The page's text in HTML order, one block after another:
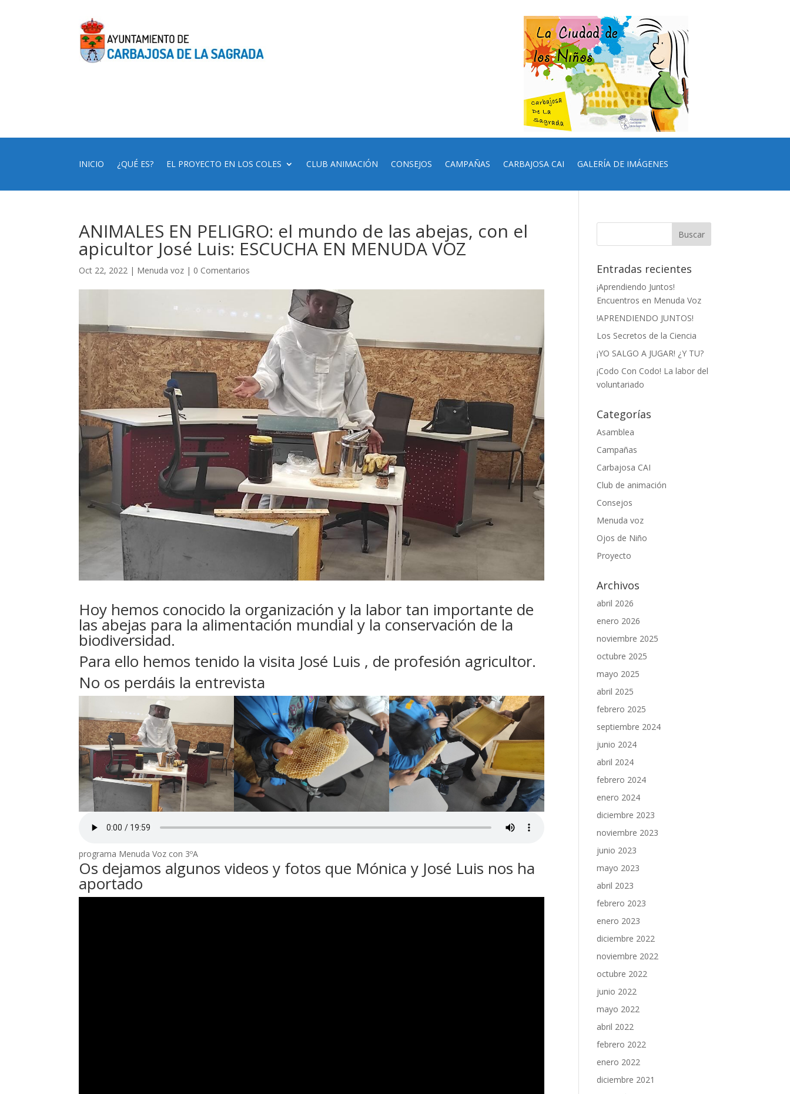
INICIO ¿QUÉ ES? EL PROYECTO EN LOS COLES CLUB ANIMACIÓN CONSEJOS CAMPAÑAS CARBAJOSA CAI GALERÍA DE IMÁGENES
ANIMALES EN PELIGRO: el mundo de las abejas, con el
apicultor José Luis: ESCUCHA EN MENUDA VOZ
Oct 22, 2022 | Menuda voz | 0 Comentarios
Hoy hemos conocido la organización y la labor tan importante de
las abejas para la alimentación mundial y la conservación de la
biodiversidad.
Para ello hemos tenido la visita José Luis , de profesión agricultor.
No os perdáis la entrevista
programa Menuda Voz con 3ºA
Os dejamos algunos videos y fotos que Mónica y José Luis nos ha
aportado
Entradas recientes
¡Aprendiendo Juntos!
Encuentros en Menuda Voz
!APRENDIENDO JUNTOS!
Los Secretos de la Ciencia
¡YO SALGO A JUGAR! ¿Y TU?
¡Codo Con Codo! La labor del
voluntariado
Categorías
Asamblea
Campañas
Carbajosa CAI
Club de animación
Consejos
Menuda voz
Ojos de Niño
Proyecto
Archivos
abril 2026
enero 2026
noviembre 2025
octubre 2025
mayo 2025
abril 2025
febrero 2025
septiembre 2024
junio 2024
abril 2024
febrero 2024
enero 2024
diciembre 2023
noviembre 2023
junio 2023
mayo 2023
abril 2023
febrero 2023
enero 2023
diciembre 2022
noviembre 2022
octubre 2022
junio 2022
mayo 2022
abril 2022
febrero 2022
enero 2022
diciembre 2021